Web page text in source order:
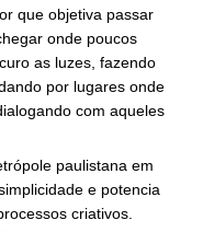
que objetiva passar
onde poucos
as luzes, fazendo
por lugares onde
com aqueles
paulistana em
e potencia
criativos.